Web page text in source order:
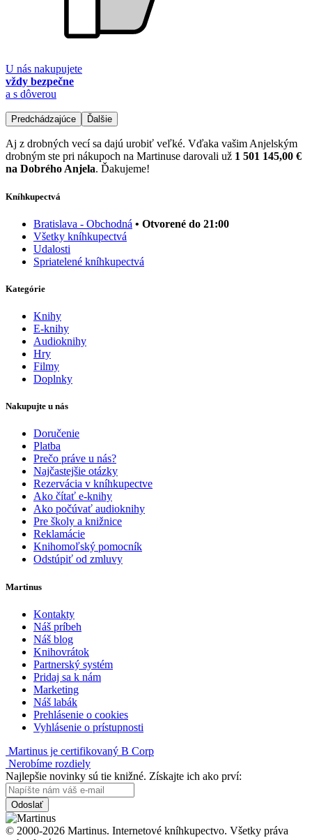
U nás nakupujete
vždy bezpečne
a s dôverou
Predchádzajúce Ďalšie
Aj z drobných vecí sa dajú urobiť veľké. Vďaka vašim Anjelským
drobným ste pri nákupoch na Martinuse darovali už 1 501 145,00 €
na Dobrého Anjela. Ďakujeme!
Kníhkupectvá
Bratislava - Obchodná • Otvorené do 21:00
Všetky kníhkupectvá
Udalosti
Spriatelené kníhkupectvá
Kategórie
Knihy
E-knihy
Audioknihy
Hry
Filmy
Doplnky
Nakupujte u nás
Doručenie
Platba
Prečo práve u nás?
Najčastejšie otázky
Rezervácia v kníhkupectve
Ako čítať e-knihy
Ako počúvať audioknihy
Pre školy a knižnice
Reklamácie
Knihomoľský pomocník
Odstúpiť od zmluvy
Martinus
Kontakty
Náš príbeh
Náš blog
Knihovrátok
Partnerský systém
Pridaj sa k nám
Marketing
Náš labák
Prehlásenie o cookies
Vyhlásenie o prístupnosti
Martinus je certifikovaný B Corp
Nerobíme rozdiely
Najlepšie novinky sú tie knižné. Získajte ich ako prví:
Odoslať
© 2000-2026 Martinus. Internetové kníhkupectvo. Všetky práva